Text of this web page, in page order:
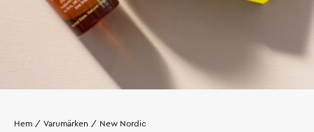
Hem Varumärken New Nordic